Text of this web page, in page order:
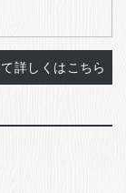
詳しくはこちら